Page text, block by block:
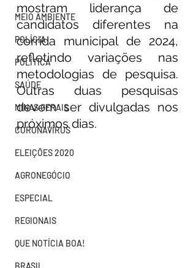
MEIO AMBIENTE
POLÍCIA
POLÍTICA
SAÚDE
MINAS GERAIS
CORONAVÍRUS
ELEIÇÕES 2020
AGRONEGÓCIO
ESPECIAL
REGIONAIS
QUE NOTÍCIA BOA!
BRASIL
mostram liderança de
candidatos diferentes na
corrida municipal de 2024,
refletindo variações nas
metodologias de pesquisa.
Outras duas pesquisas
devem ser divulgadas nos
próximos dias.